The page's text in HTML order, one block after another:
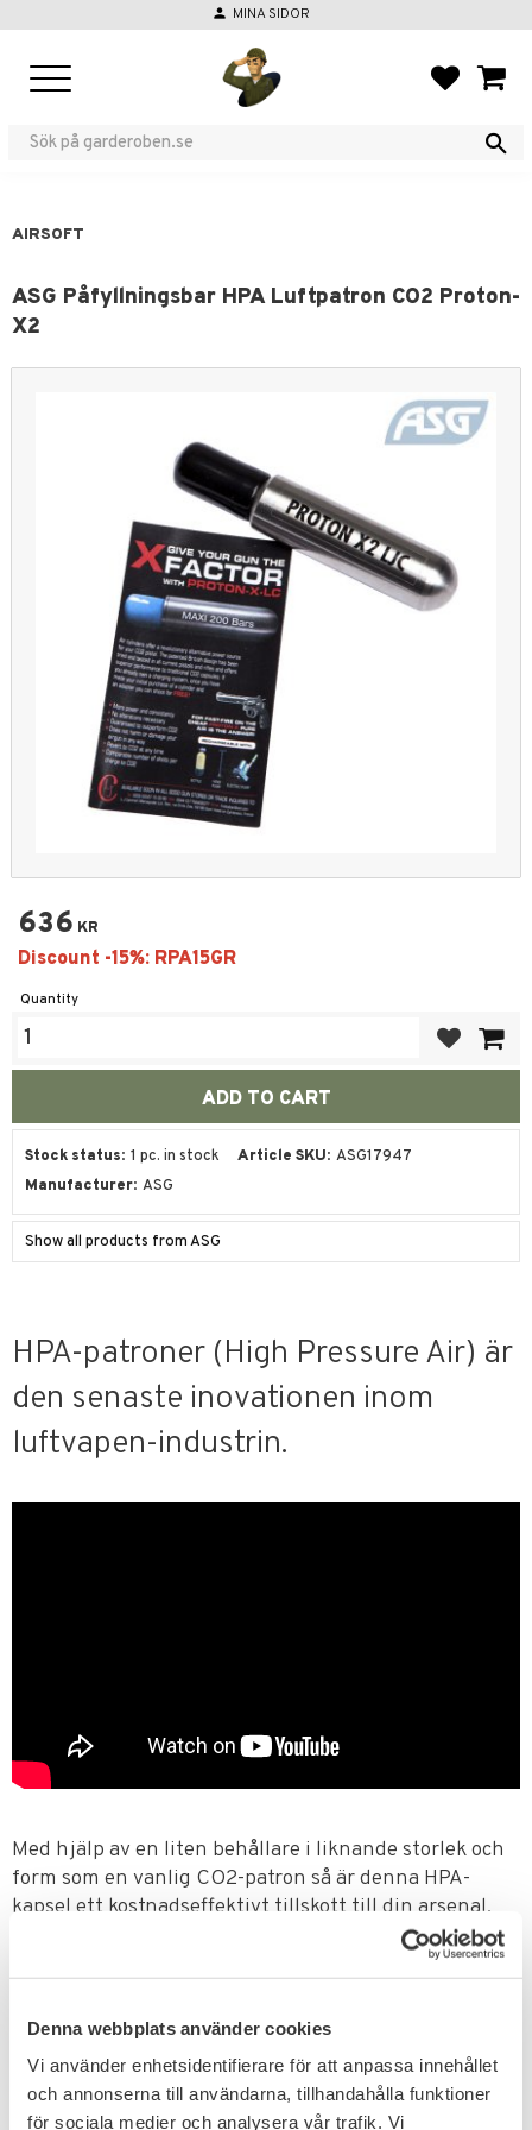
Denna webbplats använder cookies
Vi använder enhetsidentifierare för att anpassa innehållet
och annonserna till användarna, tillhandahålla funktioner
för sociala medier och analysera vår trafik. Vi
person MINA SIDOR
AIRSOFT
ASG Påfyllningsbar HPA Luftpatron CO2 Proton-
X2
636 KR
Quantity
Stock status 1 pc. in stock Article SKU ASG17947
Manufacturer ASG
Show all products from ASG
HPA-patroner (High Pressure Air) är
den senaste inovationen inom
luftvapen-industrin.
Med hjälp av en liten behållare i liknande storlek och
form som en vanlig CO2-patron så är denna HPA-
kapsel ett kostnadseffektivt tillskott till din arsenal.
De påfyllningsbara valven tillåter dig att enkelt fylla
på patronen igen. En vanlig luftpump hemma kan till
Att använda detta system innebär också att
kapseltrycket kan justeras så att mynningshastigheten i
Airgun kan justeras.